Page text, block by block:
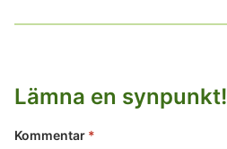
Lämna en synpunkt!
Kommentar *